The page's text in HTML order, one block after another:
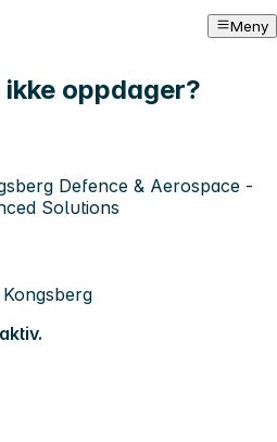
Meny
oppdager?
Defence & Aerospace -
Solutions